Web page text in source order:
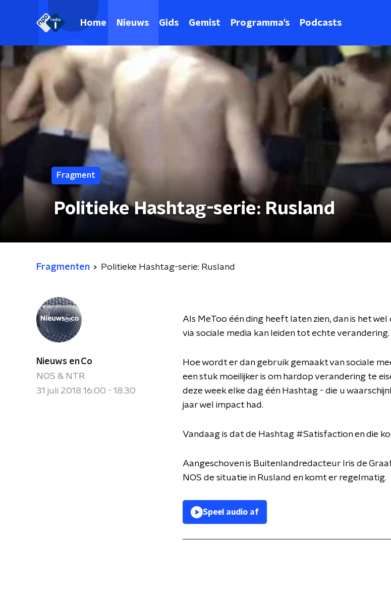
Home Nieuws Gids Gemist Programma's Podcasts
Fragment
Politieke Hashtag-serie: Rusland
Fragmenten Politieke Hashtag-serie: Rusland
Nieuws en Co
NOS & NTR
31 juli 2018 16:00 - 18:30
Als MeToo één ding heeft laten zien, dan is het
via sociale media kan leiden tot echte verandering.
Hoe wordt er dan gebruik gemaakt van sociale
een stuk moeilijker is om hardop verandering te
deze week elke dag één Hashtag - die u
jaar wel impact had.
Vandaag is dat de Hashtag #Satisfaction en die
Aangeschoven is Buitenlandredacteur Iris de
NOS de situatie in Rusland en komt er regelmatig.
Speel audio af